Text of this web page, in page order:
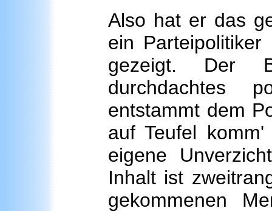
Also hat er das
ein
gezeigt. Der
durchdachtes
entstammt dem
auf Teufel
eigene
Inhalt ist
gekommenen